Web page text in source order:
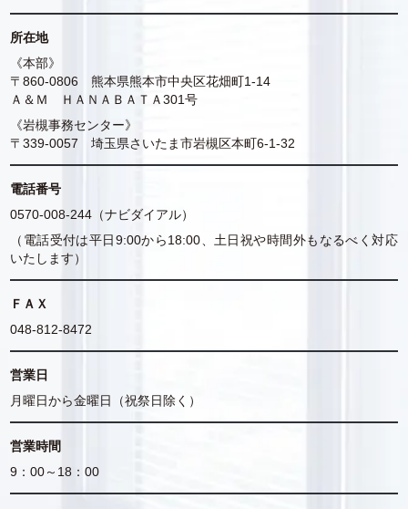
所在地
《本部》
〒860-0806 熊本県熊本市中央区花畑町1-14
Ａ＆Ｍ ＨＡＮＡＢＡＴＡ301号
《岩槻事務センター》
〒339-0057 埼玉県さいたま市岩槻区本町6-1-32
電話番号
0570-008-244（ナビダイアル）
（電話受付は平日9:00から18:00、土日祝や時間外もなるべく対応
いたします）
ＦＡＸ
048-812-8472
営業日
月曜日から金曜日（祝祭日除く）
営業時間
9：00～18：00